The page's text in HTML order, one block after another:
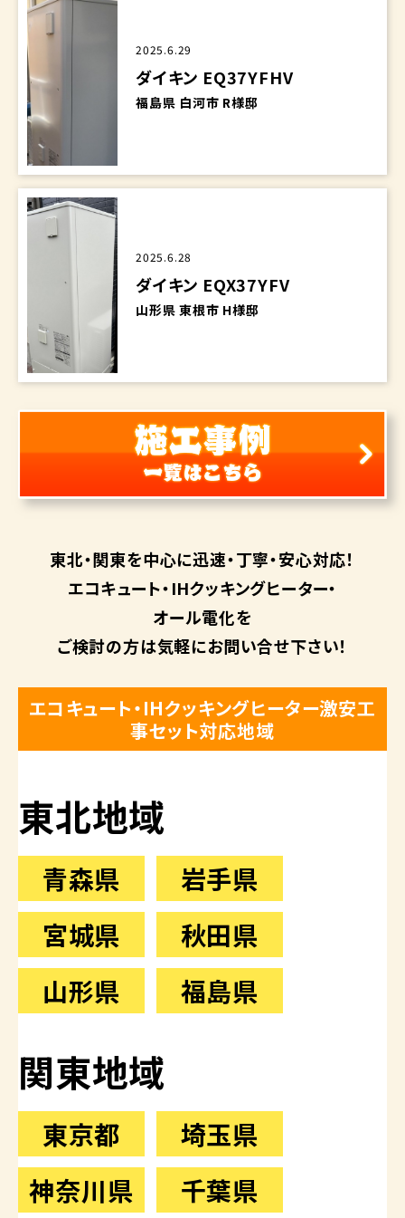
2025.6.29
ダイキン EQ37YFHV
福島県 白河市 R様邸
2025.6.28
ダイキン EQX37YFV
山形県 東根市 H様邸
東北・関東を中心に迅速・丁寧・安心対応！
エコキュート・IHクッキングヒーター・
オール電化を
ご検討の方は気軽にお問い合せ下さい！
エコキュート・IHクッキングヒーター激安工
事セット対応地域
東北地域
青森県
岩手県
宮城県
秋田県
山形県
福島県
関東地域
東京都
埼玉県
神奈川県
千葉県